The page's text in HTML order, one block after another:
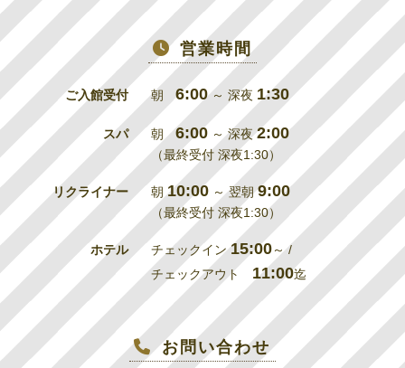
営業時間
ご入館受付 朝 6:00～ 深夜 1:30
スパ 朝 6:00 ～ 深夜2:00
（最終受付 深夜1:30）
リクライナー 朝 10:00 ～ 翌朝9:00
（最終受付 深夜1:30）
ホテル チェックイン15:00～ /
チェックアウト 11:00迄
お問い合わせ